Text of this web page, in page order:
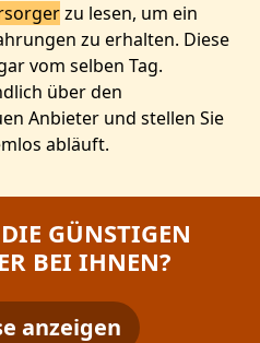
zu lesen, um ein
zu erhalten. Diese
vom selben Tag.
über den
Anbieter und stellen Sie
abläuft.
GÜNSTIGEN
BEI IHNEN?
anzeigen